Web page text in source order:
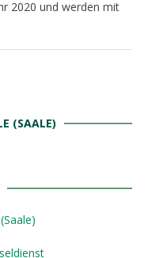
2020 und werden mit
(SAALE)